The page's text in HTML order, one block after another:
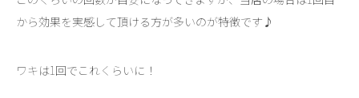
から効果を実感して頂ける方が多いのが特徴です♪
ワキは1回でこれくらいに！